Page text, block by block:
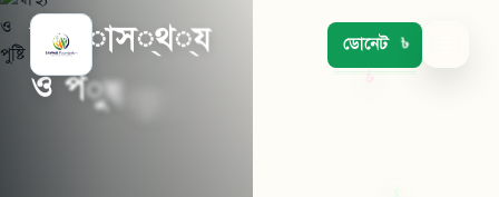
ডোনেট
স্ াস্থ্য
ও পুষ্